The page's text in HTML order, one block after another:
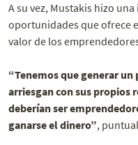
A su vez, Mustakis hizo
oportunidades que ofrece
valor de los
“Tenemos que generar un
arriesgan con sus propios
deberían ser
ganarse el dinero”,